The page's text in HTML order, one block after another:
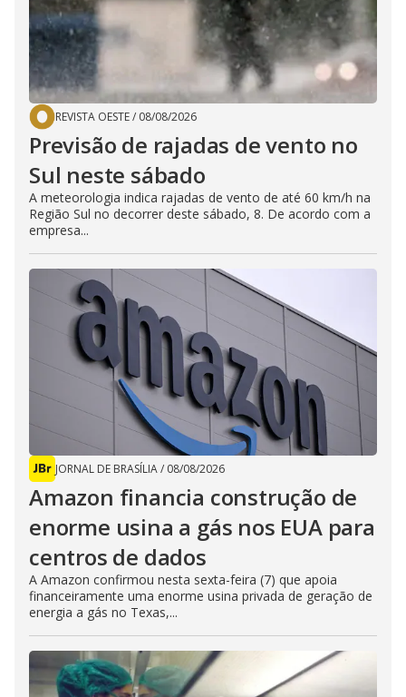
REVISTA OESTE/ 08/08/2026
Previsão de rajadas de vento no
Sul neste sábado
A meteorologia indica rajadas de vento de até 60 km/h na
Região Sul no decorrer deste sábado, 8. De acordo com a
empresa...
JORNAL DE BRASÍLIA/ 08/08/2026
Amazon financia construção de
enorme usina a gás nos EUA para
centros de dados
A Amazon confirmou nesta sexta-feira (7) que apoia
financeiramente uma enorme usina privada de geração de
energia a gás no Texas,...